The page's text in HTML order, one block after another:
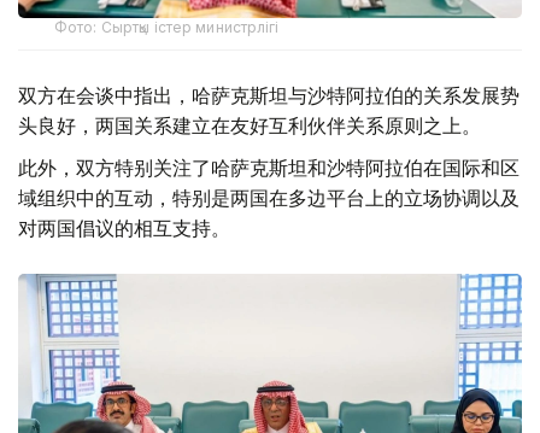
Фото: Сыртқы істер министрлігі
双方在会谈中指出，哈萨克斯坦与沙特阿拉伯的关系发展势
头良好，两国关系建立在友好互利伙伴关系原则之上。
此外，双方特别关注了哈萨克斯坦和沙特阿拉伯在国际和区
域组织中的互动，特别是两国在多边平台上的立场协调以及
对两国倡议的相互支持。